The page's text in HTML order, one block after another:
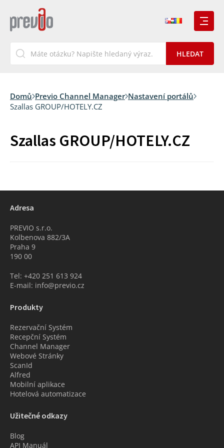
Domů Previo Channel Manager Nastavení portálů
Szallas GROUP/HOTELY.CZ
Szallas GROUP/HOTELY.CZ
Adresa
PREVIO s.r.o.
Kolbenova 882/3A
Praha 9
190 00
Tel: +420 251 613 924
E-mail: info@previo.cz
Produkty
Rezervační Systém
Recepční Systém
Channel Manager
Webové Stránky
ScanId
Alfred
Mobilní aplikace
Hotelová automatizace
Užitečné odkazy
Blog
API Manuál